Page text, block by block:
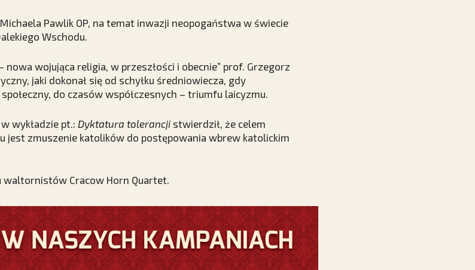
Pawlik OP, na temat inwazji neopogaństwa w świecie
Wschodu.
wojująca religia, w przeszłości i obecnie” prof. Grzegorz
jaki dokonał się od schyłku średniowiecza, gdy
do czasów współczesnych – triumfu laicyzmu.
wykładzie pt.: Dyktatura tolerancji stwierdził, że celem
zmuszenie katolików do postępowania wbrew katolickim
waltornistów Cracow Horn Quartet.